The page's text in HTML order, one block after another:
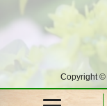
Copyright ©